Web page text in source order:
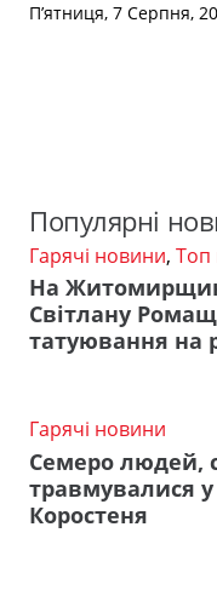
П’ятниця, 7 Серпня,
Популярні
Гарячі новини, Топ
На
Світлану
татуювання на
Гарячі новини
Семеро людей,
травмувалися у
Коростеня